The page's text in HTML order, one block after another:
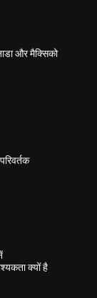
और मैक्सिको
क्यों है